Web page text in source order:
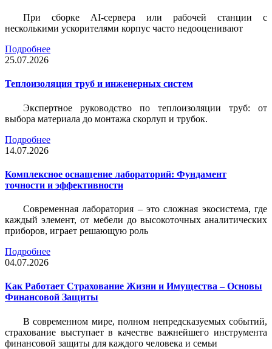
При сборке AI-сервера или рабочей станции с
несколькими ускорителями корпус часто недооценивают
Подробнее
25.07.2026
Теплоизоляция труб и инженерных систем
Экспертное руководство по теплоизоляции труб: от
выбора материала до монтажа скорлуп и трубок.
Подробнее
14.07.2026
Комплексное оснащение лабораторий: Фундамент
точности и эффективности
Современная лаборатория – это сложная экосистема, где
каждый элемент, от мебели до высокоточных аналитических
приборов, играет решающую роль
Подробнее
04.07.2026
Как Работает Страхование Жизни и Имущества – Основы
Финансовой Защиты
В современном мире, полном непредсказуемых событий,
страхование выступает в качестве важнейшего инструмента
финансовой защиты для каждого человека и семьи